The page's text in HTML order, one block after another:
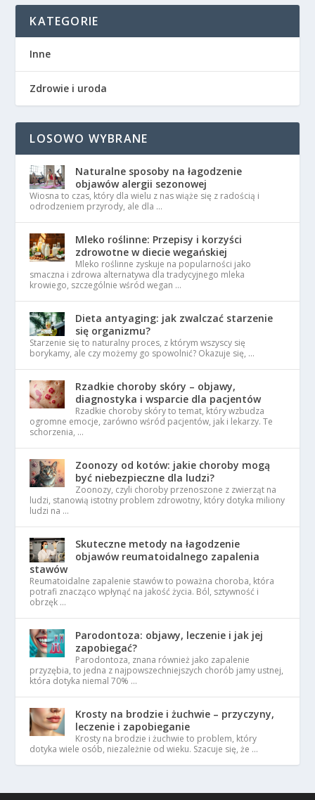
KATEGORIE
Inne
Zdrowie i uroda
LOSOWO WYBRANE
Naturalne sposoby na łagodzenie
objawów alergii sezonowej
Wiosna to czas, który dla wielu z nas wiąże się z radością i
odrodzeniem przyrody, ale dla …
Mleko roślinne: Przepisy i korzyści
zdrowotne w diecie wegańskiej
Mleko roślinne zyskuje na popularności jako
smaczna i zdrowa alternatywa dla tradycyjnego mleka
krowiego, szczególnie wśród wegan …
Dieta antyaging: jak zwalczać starzenie
się organizmu?
Starzenie się to naturalny proces, z którym wszyscy się
borykamy, ale czy możemy go spowolnić? Okazuje się, …
Rzadkie choroby skóry – objawy,
diagnostyka i wsparcie dla pacjentów
Rzadkie choroby skóry to temat, który wzbudza
ogromne emocje, zarówno wśród pacjentów, jak i lekarzy. Te
schorzenia, …
Zoonozy od kotów: jakie choroby mogą
być niebezpieczne dla ludzi?
Zoonozy, czyli choroby przenoszone z zwierząt na
ludzi, stanowią istotny problem zdrowotny, który dotyka miliony
ludzi na …
Skuteczne metody na łagodzenie
objawów reumatoidalnego zapalenia
stawów
Reumatoidalne zapalenie stawów to poważna choroba, która
potrafi znacząco wpłynąć na jakość życia. Ból, sztywność i
obrzęk …
Parodontoza: objawy, leczenie i jak jej
zapobiegać?
Parodontoza, znana również jako zapalenie
przyzębia, to jedna z najpowszechniejszych chorób jamy ustnej,
która dotyka niemal 70% …
Krosty na brodzie i żuchwie – przyczyny,
leczenie i zapobieganie
Krosty na brodzie i żuchwie to problem, który
dotyka wiele osób, niezależnie od wieku. Szacuje się, że …